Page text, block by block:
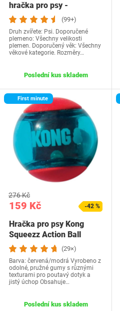
hračka pro psy -
Podporuje zdraví zubů…
(99+)
Druh zvířete: Psi. Doporučené
plemeno: Všechny velikosti
plemen. Doporučený věk: Všechny
věkové kategorie. Rozměry…
Poslední kus skladem
First minute
159 Kč
276 Kč
-42 %
Hračka pro psy Kong
Squeezz Action Ball
(29×)
Barva: červená/modrá Vyrobeno z
odolné, pružné gumy s různými
texturami pro poutavý dotyk a
jistý úchop Obsahuje…
Poslední kus skladem